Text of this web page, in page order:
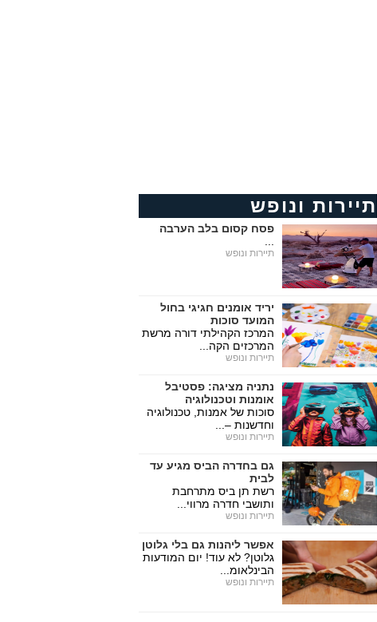
תיירות ונופש
פסח קסום בלב הערבה
תיירות ונופש
יריד אומנים חגיגי בחול
המועד סוכות
המרכז הקהילתי דורה מרשת
המרכזים הקה...
תיירות ונופש
נתניה מציגה: פסטיבל
אומנות וטכנולוגיה
סוכות של אמנות, טכנולוגיה
וחדשנות –...
תיירות ונופש
גם בחדרה הביס מגיע עד
לבית
רשת תן ביס מתרחבת
ותושבי חדרה מרווי...
תיירות ונופש
אפשר ליהנות גם בלי גלוטן
גלוטן? לא עוד! יום המודעות
הבינלאומ...
תיירות ונופש